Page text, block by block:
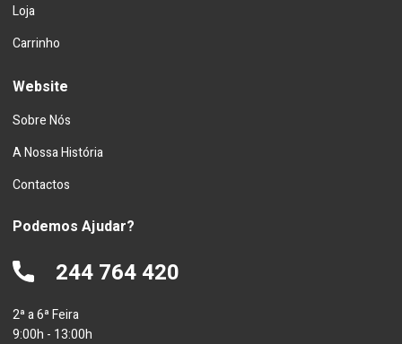
Loja
Carrinho
Website
Sobre Nós
A Nossa História
Contactos
Podemos Ajudar?
244 764 420
2ª a 6ª Feira
9:00h - 13:00h